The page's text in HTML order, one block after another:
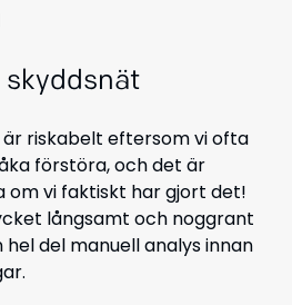
skyddsnät
riskabelt eftersom vi ofta
förstöra, och det är
vi faktiskt har gjort det!
långsamt och noggrant
del manuell analys innan